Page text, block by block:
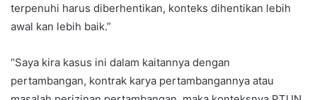
terpenuhi harus diberhentikan, konteks dihentikan lebih
awal kan lebih baik.”
“Saya kira kasus ini dalam kaitannya dengan
pertambangan, kontrak karya pertambangannya atau